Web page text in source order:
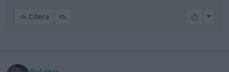
Citera All